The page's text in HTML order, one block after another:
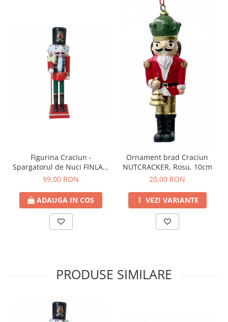
Figurina Craciun -
Spargatorul de Nuci FINLAY,
Rosu/ Verde, 38cm
99,00 RON
ADAUGA IN COS
Ornament brad Craciun
NUTCRACKER, Rosu, 10cm
20,00 RON
VEZI VARIANTE
PRODUSE SIMILARE